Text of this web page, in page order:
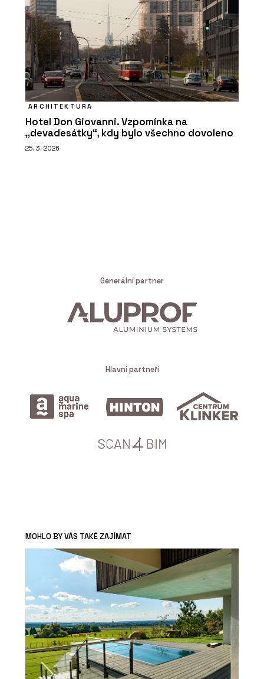
ARCHITEKTURA
Hotel Don Giovanni. Vzpomínka na
„devadesátky“, kdy bylo všechno dovoleno
25. 3. 2026
Generální partner
Hlavní partneři
MOHLO BY VÁS TAKÉ ZAJÍMAT